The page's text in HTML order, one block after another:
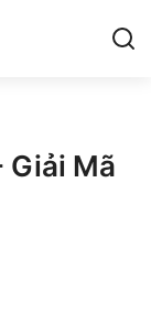
Giải Mã